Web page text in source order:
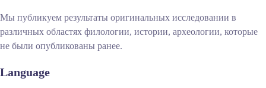
Мы публикуем результаты оригинальных исследовании в
различных областях филологии, истории, археологии, которые
не были опубликованы ранее.
Language